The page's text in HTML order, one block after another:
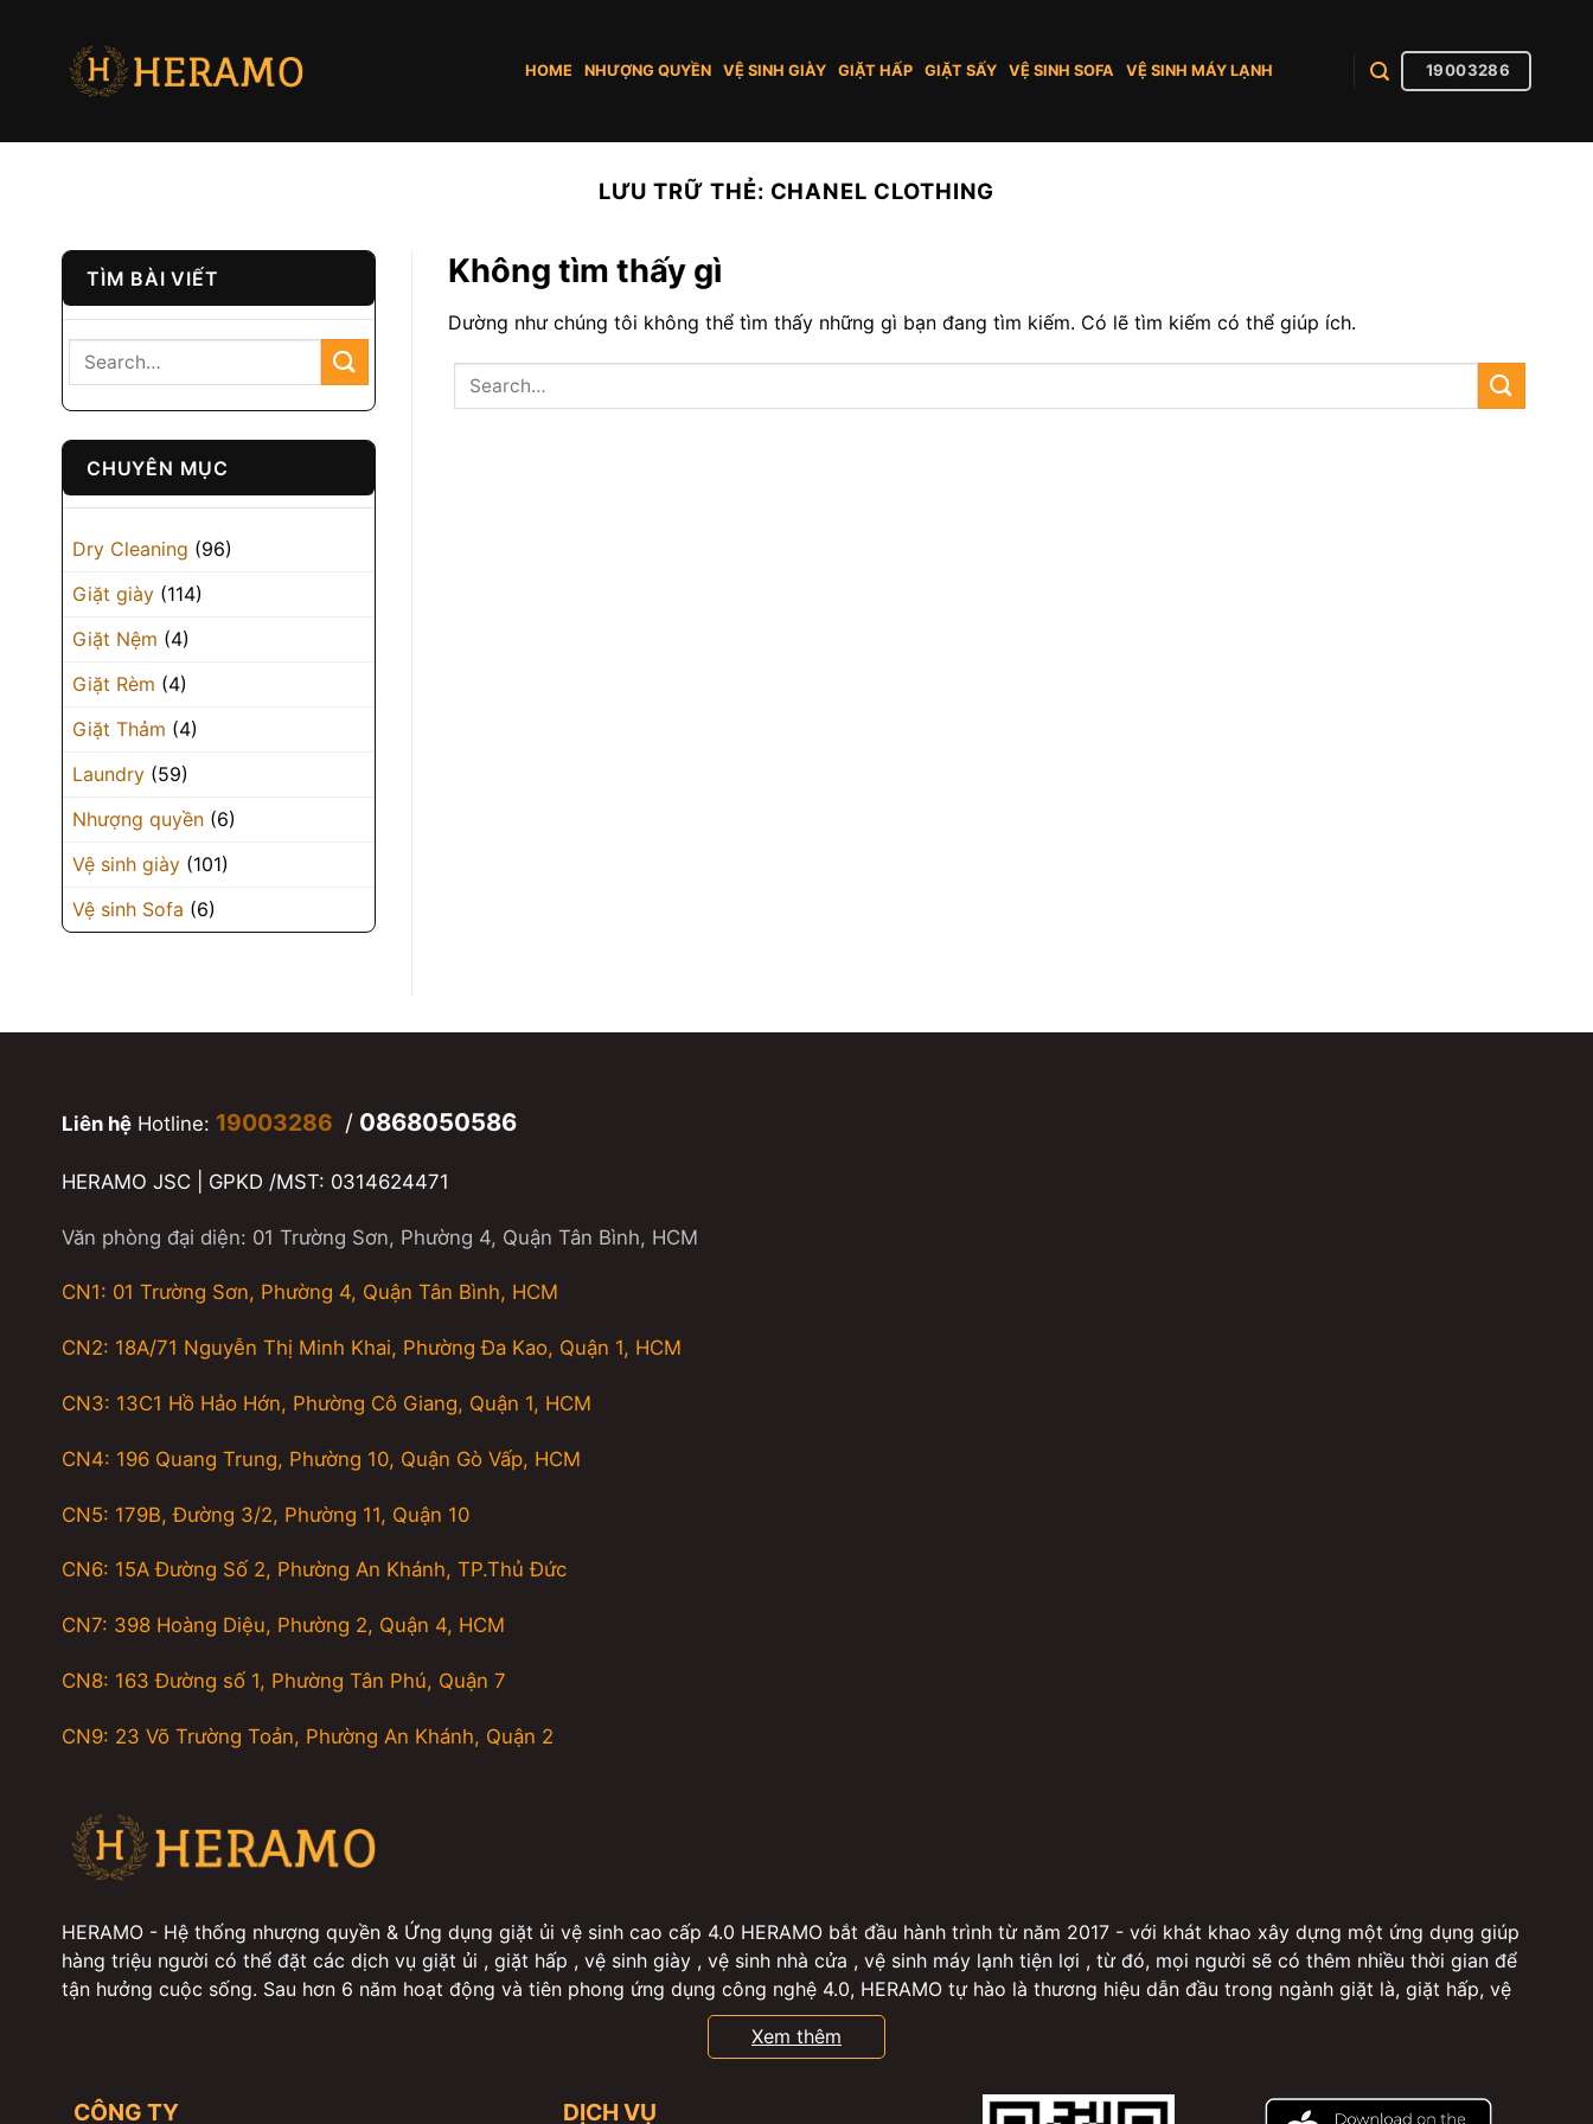
HOME NHƯỢNG QUYỀN VỆ SINH GIÀY GIẶT HẤP GIẶT SẤY VỆ SINH SOFA VỆ SINH MÁY LẠNH 19003286
LƯU TRỮ THẺ: CHANEL CLOTHING
TÌM BÀI VIẾT
CHUYÊN MỤC
Dry Cleaning (96)
Giặt giày (114)
Giặt Nệm (4)
Giặt Rèm (4)
Giặt Thảm (4)
Laundry (59)
Nhượng quyền (6)
Vệ sinh giày (101)
Vệ sinh Sofa (6)
Không tìm thấy gì
Dường như chúng tôi không thể tìm thấy những gì bạn đang tìm kiếm. Có lẽ tìm kiếm có thể giúp ích.
Liên hệ Hotline: 19003286 / 0868050586
HERAMO JSC | GPKD /MST: 0314624471
Văn phòng đại diện: 01 Trường Sơn, Phường 4, Quận Tân Bình, HCM
CN1: 01 Trường Sơn, Phường 4, Quận Tân Bình, HCM
CN2: 18A/71 Nguyễn Thị Minh Khai, Phường Đa Kao, Quận 1, HCM
CN3: 13C1 Hồ Hảo Hớn, Phường Cô Giang, Quận 1, HCM
CN4: 196 Quang Trung, Phường 10, Quận Gò Vấp, HCM
CN5: 179B, Đường 3/2, Phường 11, Quận 10
CN6: 15A Đường Số 2, Phường An Khánh, TP.Thủ Đức
CN7: 398 Hoàng Diệu, Phường 2, Quận 4, HCM
CN8: 163 Đường số 1, Phường Tân Phú, Quận 7
CN9: 23 Võ Trường Toản, Phường An Khánh, Quận 2
HERAMO - Hệ thống nhượng quyền & Ứng dụng giặt ủi vệ sinh cao cấp 4.0 HERAMO bắt đầu hành trình từ năm 2017 - với khát khao xây dựng một ứng dụng giúp
hàng triệu người có thể đặt các dịch vụ giặt ủi , giặt hấp , vệ sinh giày , vệ sinh nhà cửa , vệ sinh máy lạnh tiện lợi , từ đó, mọi người sẽ có thêm nhiều thời gian để
tận hưởng cuộc sống. Sau hơn 6 năm hoạt động và tiên phong ứng dụng công nghệ 4.0, HERAMO tự hào là thương hiệu dẫn đầu trong ngành giặt là, giặt hấp, vệ
sinh chăm sóc giày, vệ sinh sofa, nệm, rèm, thảm, vệ sinh máy lạnh tại TP.Hồ Chí Minh với 60,000+ khách hàng tin dùng. Tại HERAMO, khách hàng có thể đặt tất cả
dịch vụ giặt ủi, vệ sinh chỉ với một chạm duy nhất: Giặt sấy, giặt ủi : các gói giặt lẻ, gói giặt đồ theo tháng, gói là, ủi treo linh hoạt Giặt hấp, giặt khô: chăm sóc tú
choàng cổ, cà vạt, găng tay boxing, giặt hấp các bộ đồ đặc biệt khác như Kimono, Hanbok v.v..., giặt hấp balo, túi xách laptop Vệ sinh giặt giày: clean giày tiêu
Xem thêm
CÔNG TY DỊCH VỤ